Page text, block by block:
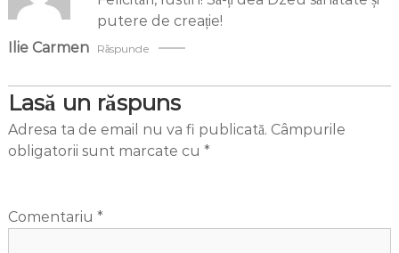
Ilie Carmen
putere de creație!
Răspunde
Lasă un răspuns
Adresa ta de email nu va fi publicată. Câmpurile
obligatorii sunt marcate cu *
Comentariu *